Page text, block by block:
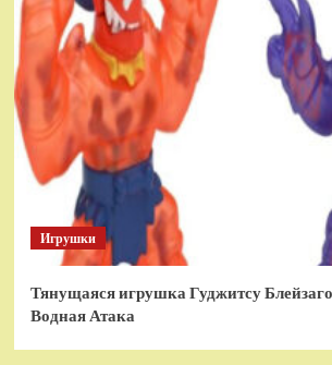
Игрушки
Тянущаяся игрушка Гуджитсу
Водная Атака